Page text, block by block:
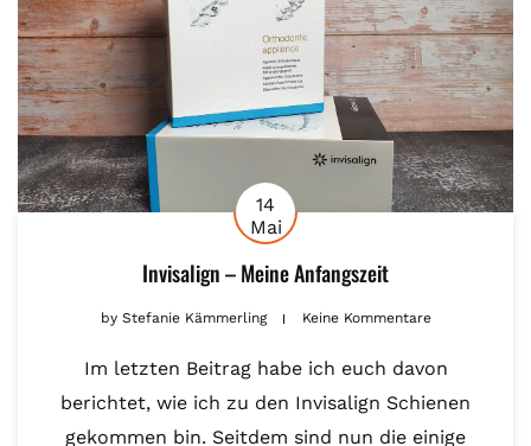
14
Mai
Invisalign – Meine Anfangszeit
byStefanie Kämmerling Keine Kommentare
Im letzten Beitrag habe ich euch davon
berichtet, wie ich zu den Invisalign Schienen
gekommen bin. Seitdem sind nun die einige